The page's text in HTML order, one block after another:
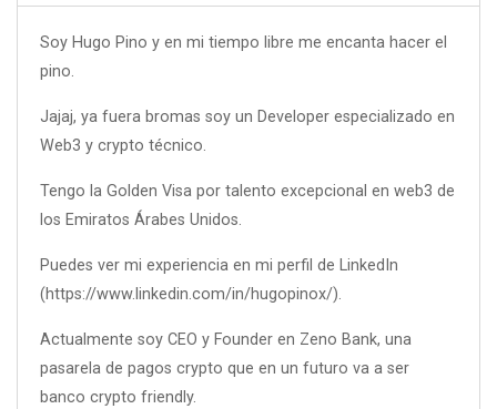
Soy Hugo Pino y en mi tiempo libre me encanta hacer el
pino.
Jajaj, ya fuera bromas soy un Developer especializado en
Web3 y crypto técnico.
Tengo la Golden Visa por talento excepcional en web3 de
los Emiratos Árabes Unidos.
Puedes ver mi experiencia en mi perfil de LinkedIn
(https://www.linkedin.com/in/hugopinox/).
Actualmente soy CEO y Founder en Zeno Bank, una
pasarela de pagos crypto que en un futuro va a ser
banco crypto friendly.